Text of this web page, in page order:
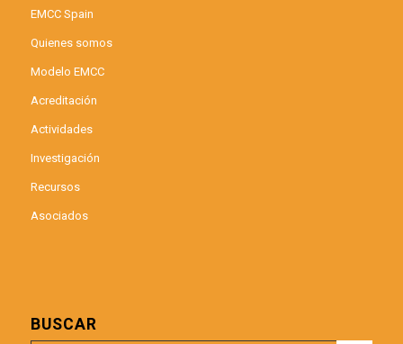
EMCC Spain
Quienes somos
Modelo EMCC
Acreditación
Actividades
Investigación
Recursos
Asociados
BUSCAR